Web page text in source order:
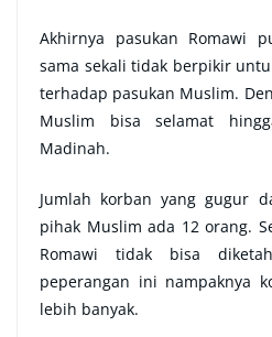
Akhirnya pasukan Romawi
sama sekali tidak berpikir
terhadap pasukan Muslim.
Muslim bisa selamat
Madinah.
Jumlah korban yang gugur
pihak Muslim ada 12 orang.
Romawi tidak bisa
peperangan ini nampaknya
lebih banyak.